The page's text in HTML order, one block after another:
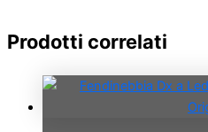
Prodotti correlati